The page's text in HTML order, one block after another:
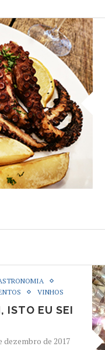
VINHOS
ISTO EU SEI
dezembro de 2017